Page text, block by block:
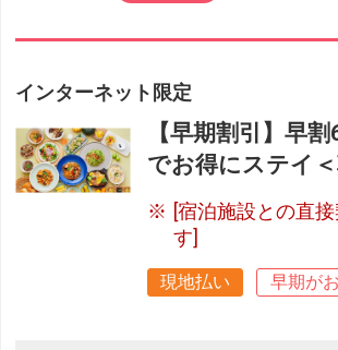
インターネット限定
【早期割引】早
でお得にステイ
[宿泊施設との直
す]
現地払い 早期が